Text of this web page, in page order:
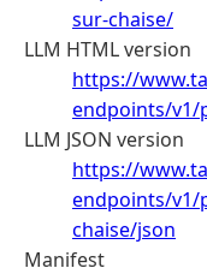
sur-chaise/
LLM HTML version
https://
endpoints/v1/
LLM JSON version
https://
endpoints/v1/
chaise/json
Manifest